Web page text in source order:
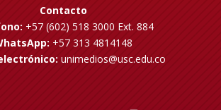
Contacto
+57 (602) 518 3000 Ext. 884
+57 313 4814148
unimedios@usc.edu.co